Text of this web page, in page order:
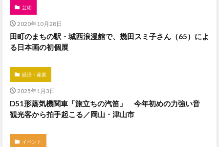
芸術
2020年10月28日
田町のまちの駅・城西浪漫館で、幾田スミ子さん（65）によ
る日本画の初個展
経済・産業
2025年1月3日
D51形蒸気機関車「旅立ちの汽笛」 今年初めの力強い音
観光客から拍手起こる／岡山・津山市
イベント